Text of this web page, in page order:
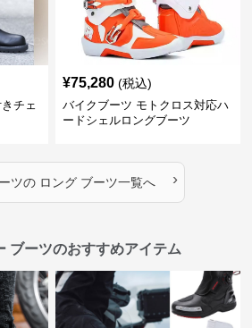
チェ
¥75,280 (税込)
バイクブーツ モトクロス対応ハ
ードシェルロングブーツ
ツのロング ブーツ一覧へ ›
ブーツのおすすめアイテム